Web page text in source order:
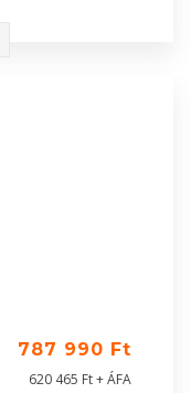
787 990 Ft
620 465 Ft + ÁFA